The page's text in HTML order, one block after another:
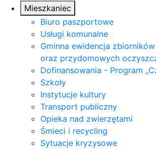
Mieszkaniec
Biuro paszportowe
Usługi komunalne
Gminna ewidencja
oraz przydomowych
Dofinansowania - Program
Szkoły
Instytucje kultury
Transport publiczny
Opieka nad zwierzętami
Śmieci i recycling
Sytuacje kryzysowe